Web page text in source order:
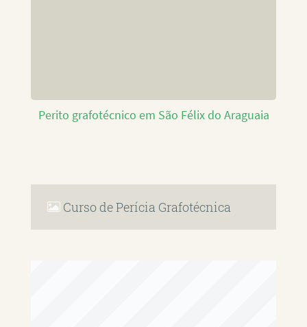
Perito grafotécnico em São Félix do Araguaia
Curso de Perícia Grafotécnica